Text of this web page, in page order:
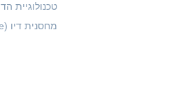
טכנולוגיית
מחסנית דיו (Cartridge)